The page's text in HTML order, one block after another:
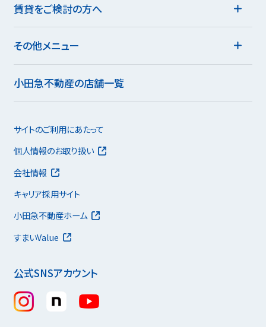
賃貸をご検討の方へ
その他メニュー
小田急不動産の店舗一覧
公式SNSアカウント
サイトのご利用にあたって
個人情報のお取り扱い
会社情報
キャリア採用サイト
小田急不動産ホーム
すまいValue